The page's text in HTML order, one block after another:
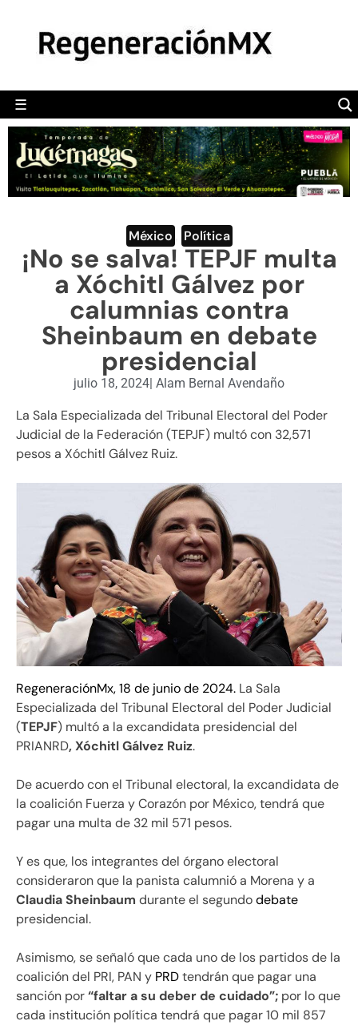
☰
POLÍTICA
CAMALEÓN
OPINIÓN
DEPORTES
ENGLISH SECTION
VIDEOS
México Política
¡No se salva! TEPJF multa
a Xóchitl Gálvez por
calumnias contra
Sheinbaum en debate
presidencial
julio 18, 2024| Alam Bernal Avendaño
La Sala Especializada del Tribunal Electoral del Poder
Judicial de la Federación (TEPJF) multó con 32,571
pesos a Xóchitl Gálvez Ruiz.
RegeneraciónMx, 18 de junio de 2024. La Sala
Especializada del Tribunal Electoral del Poder Judicial
(TEPJF) multó a la excandidata presidencial del
PRIANRD, Xóchitl Gálvez Ruiz.
De acuerdo con el Tribunal electoral, la excandidata de
la coalición Fuerza y Corazón por México, tendrá que
pagar una multa de 32 mil 571 pesos.
Y es que, los integrantes del órgano electoral
consideraron que la panista calumnió a Morena y a
Claudia Sheinbaum durante el segundodebate
presidencial.
Asimismo, se señaló que cada uno de los partidos de la
coalición del PRI, PAN y PRDtendrán que pagar una
sanción por“faltar a su deber de cuidado”; por lo que
cada institución política tendrá que pagar 10 mil 857